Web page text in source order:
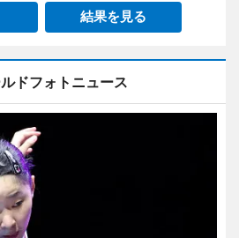
結果を見る
ドフォトニュース